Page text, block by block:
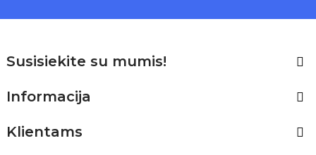
Susisiekite su mumis! 
Informacija 
Klientams 